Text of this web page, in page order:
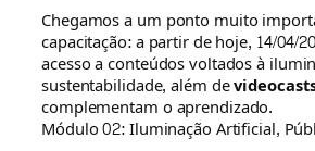
Chegamos a um ponto muito
capacitação: a partir de hoje, 14/04/
acesso a conteúdos voltados à
sustentabilidade, além de
complementam o aprendizado.
Módulo 02: Iluminação Artificial,